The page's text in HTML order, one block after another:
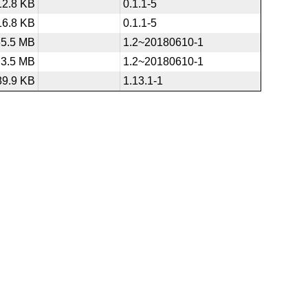
KB
0.1.1-5
KB
0.1.1-5
MB
1.2~20180610-1
3.5 MB
1.2~20180610-1
KB
1.13.1-1